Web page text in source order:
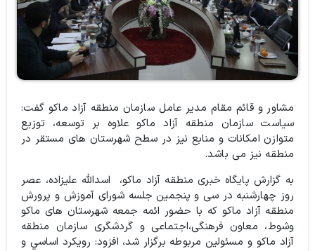
مشاور و قائم مقام مدیر عامل سازمان منطقه آزاد ماکو گفت:
سیاست سازمان منطقه آزاد ماکو علاوه بر توسعه، توزیع
متوازن امکانات و منابع نیز در سطح شهرستان های مستقر در
منطقه نیز می باشد.
به گزارش پایگاه خبری منطقه آزاد ماکو، اسدالله علیزاده، عصر
روز چهارشنبه در سی و پنجمین جلسه شورای آموزش و پرورش
منطقه آزاد ماکو که با حضور ائمه جمعه شهرستان های ماکو
وشوط، معاون فرهنگی،‌اجتماعی و گردشگری سازمان منطقه
آزاد ماکو و مسئولین مربوطه برگزار شد، افزود: رويكرد اساسي و